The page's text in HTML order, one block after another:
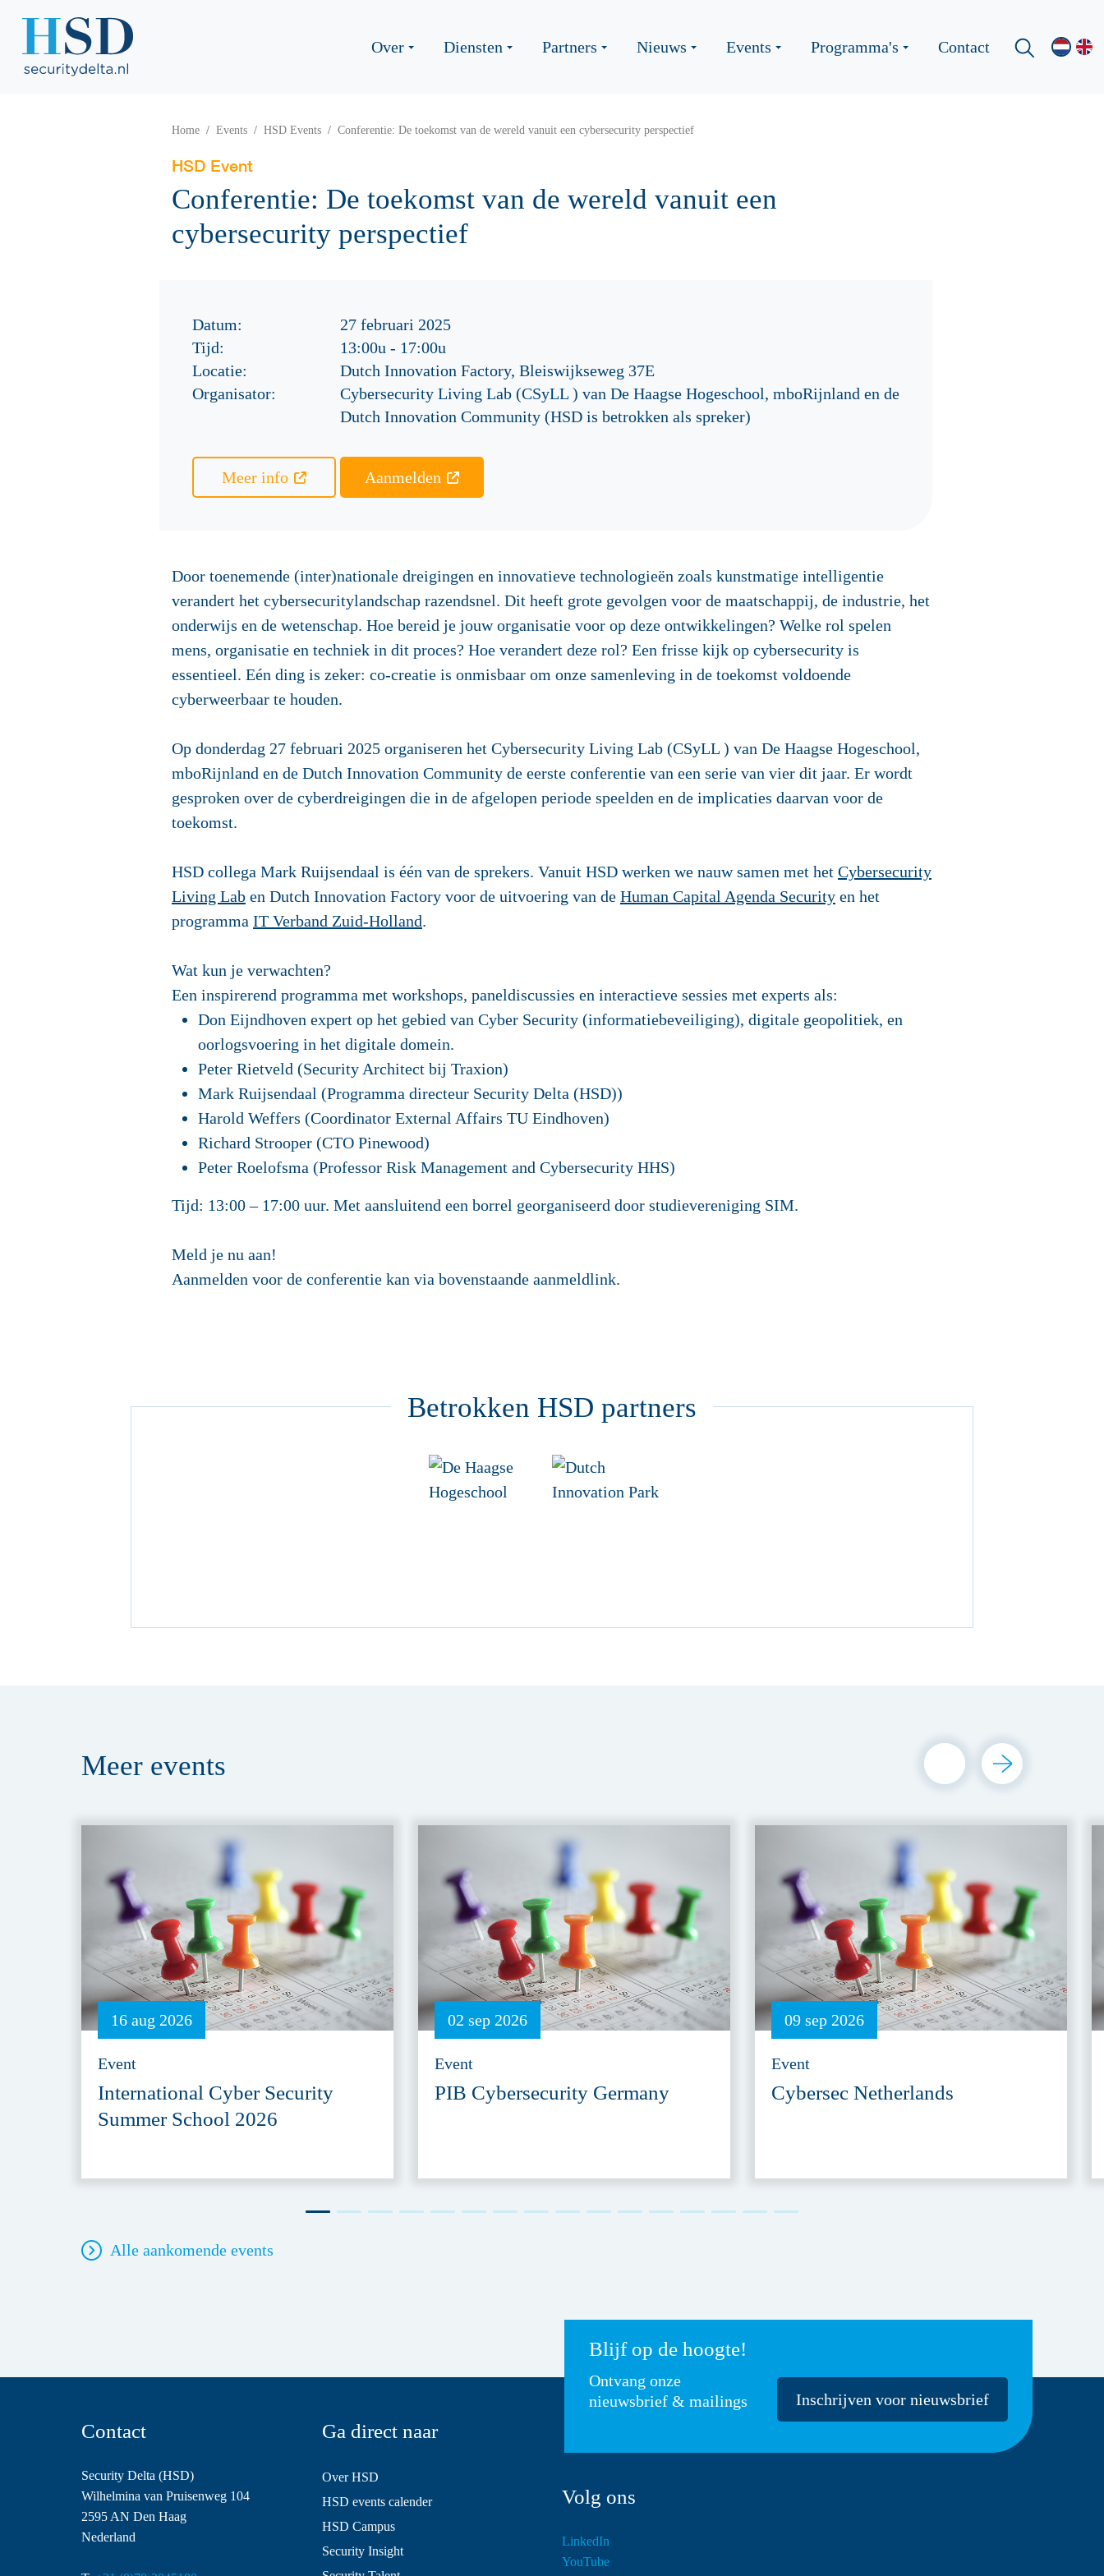
Over Diensten Partners Nieuws Events Programma's Contact
Home Events HSD Events Conferentie: De toekomst van de wereld vanuit een cybersecurity perspectief
HSD Event
Conferentie: De toekomst van de wereld vanuit een
cybersecurity perspectief
Datum:
27 februari 2025
Tijd:
13:00u - 17:00u
Locatie:
Dutch Innovation Factory, Bleiswijkseweg 37E
Organisator:
Cybersecurity Living Lab (CSyLL ) van De Haagse Hogeschool, mboRijnland en de
Dutch Innovation Community (HSD is betrokken als spreker)
Meer info Aanmelden
Door toenemende (inter)nationale dreigingen en innovatieve technologieën zoals kunstmatige intelligentie
verandert het cybersecuritylandschap razendsnel. Dit heeft grote gevolgen voor de maatschappij, de industrie, het
onderwijs en de wetenschap. Hoe bereid je jouw organisatie voor op deze ontwikkelingen? Welke rol spelen
mens, organisatie en techniek in dit proces? Hoe verandert deze rol? Een frisse kijk op cybersecurity is
essentieel. Eén ding is zeker: co-creatie is onmisbaar om onze samenleving in de toekomst voldoende
cyberweerbaar te houden.
Op donderdag 27 februari 2025 organiseren het Cybersecurity Living Lab (CSyLL ) van De Haagse Hogeschool,
mboRijnland en de Dutch Innovation Community de eerste conferentie van een serie van vier dit jaar. Er wordt
gesproken over de cyberdreigingen die in de afgelopen periode speelden en de implicaties daarvan voor de
toekomst.
HSD collega Mark Ruijsendaal is één van de sprekers. Vanuit HSD werken we nauw samen met het Cybersecurity
Living Lab en Dutch Innovation Factory voor de uitvoering van de Human Capital Agenda Security en het
programma IT Verband Zuid-Holland.
Wat kun je verwachten?
Een inspirerend programma met workshops, paneldiscussies en interactieve sessies met experts als:
Don Eijndhoven expert op het gebied van Cyber Security (informatiebeveiliging), digitale geopolitiek, en
oorlogsvoering in het digitale domein.
Peter Rietveld (Security Architect bij Traxion)
Mark Ruijsendaal (Programma directeur Security Delta (HSD))
Harold Weffers (Coordinator External Affairs TU Eindhoven)
Richard Strooper (CTO Pinewood)
Peter Roelofsma (Professor Risk Management and Cybersecurity HHS)
Tijd: 13:00 – 17:00 uur. Met aansluitend een borrel georganiseerd door studievereniging SIM.
Meld je nu aan!
Aanmelden voor de conferentie kan via bovenstaande aanmeldlink.
Betrokken HSD partners
Meer events
16 aug 2026
Event
International Cyber Security
Summer School 2026
02 sep 2026
Event
PIB Cybersecurity Germany
09 sep 2026
Event
Cybersec Netherlands
Alle aankomende events
Blijf op de hoogte!
Ontvang onze
nieuwsbrief & mailings
Inschrijven voor nieuwsbrief
Contact
Security Delta (HSD)
Wilhelmina van Pruisenweg 104
2595 AN Den Haag
Nederland
Ga direct naar
Over HSD
HSD events calender
HSD Campus
Security Insight
Volg ons
LinkedIn
YouTube